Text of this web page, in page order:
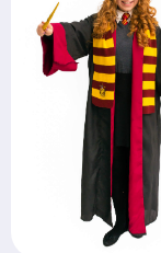
+375 29 679 75 09
+375 33 669 00
Аренда костюмов
+375 25 905 67 07
e-mail:
Наш адрес:
Минск, Беларусь ул.
Скрыганова,
6/2 этаж цокольный